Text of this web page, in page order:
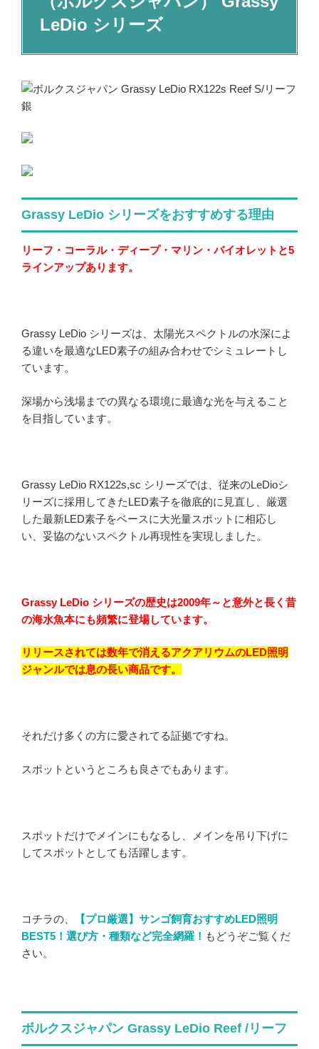
LeDio シリーズ
Grassy LeDio シリーズをおすすめする理由
リーフ・コーラル・ディープ・マリン・バイオレットと5
ラインアップあります。
Grassy LeDio シリーズは、太陽光スペクトルの水深によ
る違いを最適なLED素子の組み合わせでシミュレートし
ています。
深場から浅場までの異なる環境に最適な光を与えること
を目指しています。
Grassy LeDio RX122s,sc シリーズでは、従来のLeDioシ
リーズに採用してきたLED素子を徹底的に見直し、厳選
した最新LED素子をベースに大光量スポットに相応し
い、妥協のないスペクトル再現性を実現しました。
Grassy LeDio シリーズの歴史は2009年～と意外と長く昔
の海水魚本にも頻繁に登場しています。
リリースされては数年で消えるアクアリウムのLED照明
ジャンルでは息の長い商品です。
それだけ多くの方に愛されてる証拠ですね。
スポットというところも良さでもあります。
スポットだけでメインにもなるし、メインを吊り下げに
してスポットとしても活躍します。
コチラの、
【プロ厳選】サンゴ飼育おすすめLED照明
BEST5！選び方・種類など完全網羅！ もどうぞご覧くだ
さい。
ボルクスジャパン Grassy LeDio Reef /リーフ